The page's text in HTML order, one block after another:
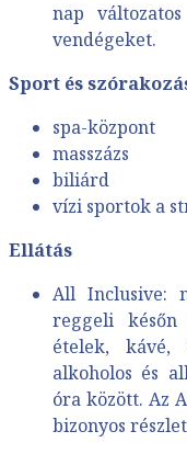
nap
vendégeket.
Sport és
spa-központ
masszázs
biliárd
vízi sportok a
Ellátás
All Inclusive:
reggeli későn
ételek, kávé,
alkoholos és
óra között. Az
bizonyos